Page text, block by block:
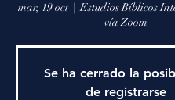
mar, 19 oct
  |
Estudios Bíblicos
vía Zoom
Se ha cerrado la
de registrarse